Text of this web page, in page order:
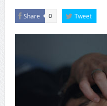
Share 0 Tweet